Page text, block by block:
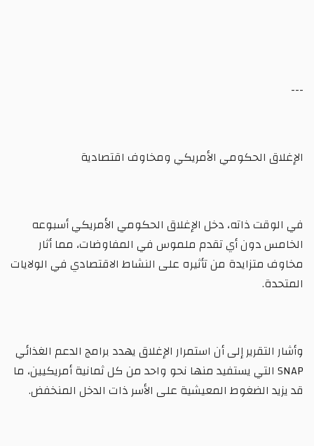
---
الإغلاق الحكومي الأمريكي ومخاوف اقتصادية
في الوقت ذاته، دخل الإغلاق الحكومي الأمريكي أسبوعه
الخامس دون أي تقدم ملموس في المفاوضات، مما أثار
مخاوف متزايدة من تأثيره على النشاط الاقتصادي في الولايات
المتحدة.
وأشار التقرير إلى أن استمرار الإغلاق يهدد برامج الدعم الغذائي
SNAP التي يستفيد منها نحو واحد من كل ثمانية أمريكيين، ما
قد يزيد الضغوط المعيشية على الأسر ذات الدخل المنخفض.